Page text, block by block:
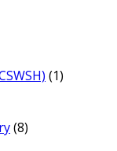
(1)
(8)